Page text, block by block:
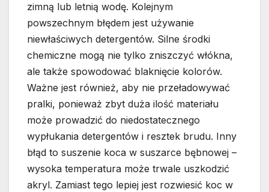
zimną lub letnią wodę. Kolejnym
powszechnym błędem jest używanie
niewłaściwych detergentów. Silne środki
chemiczne mogą nie tylko zniszczyć włókna,
ale także spowodować blaknięcie kolorów.
Ważne jest również, aby nie przeładowywać
pralki, ponieważ zbyt duża ilość materiału
może prowadzić do niedostatecznego
wypłukania detergentów i resztek brudu. Inny
błąd to suszenie koca w suszarce bębnowej –
wysoka temperatura może trwale uszkodzić
akryl. Zamiast tego lepiej jest rozwiesić koc w